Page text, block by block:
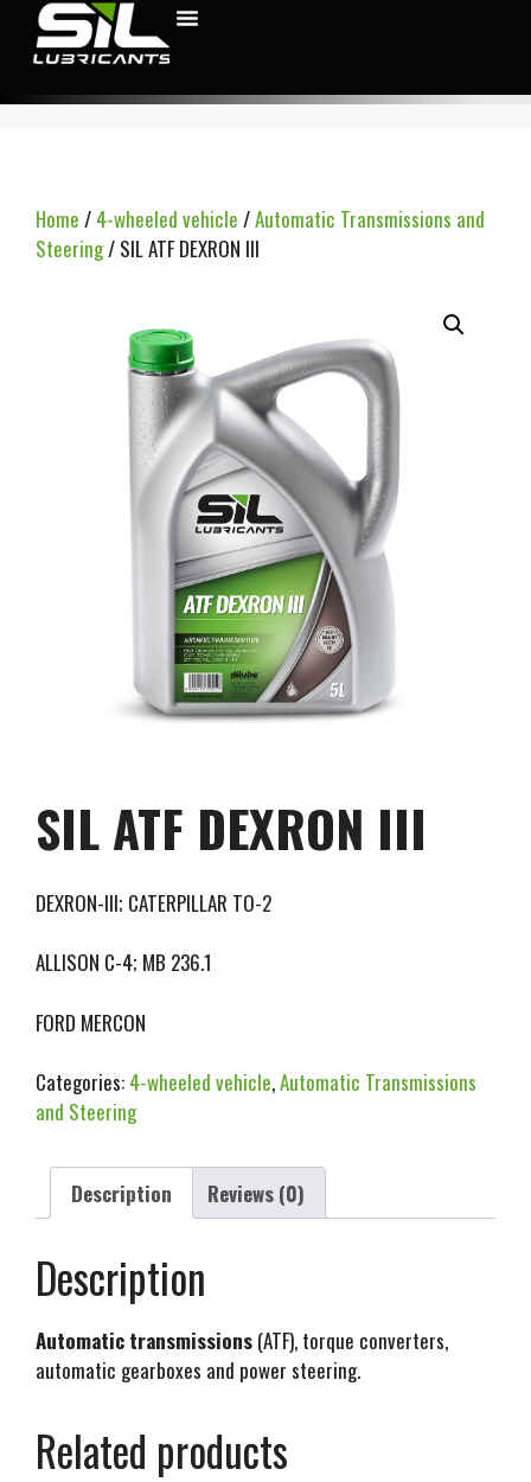
Home / 4-wheeled vehicle /Automatic Transmissions and
Steering/ SIL ATF DEXRON III
SIL ATF DEXRON III
DEXRON-III; CATERPILLAR TO-2
ALLISON C-4; MB 236.1
FORD MERCON
Categories: 4-wheeled vehicle,Automatic Transmissions
and Steering
Description Reviews (0)
Description
Automatic transmissions (ATF), torque converters,
automatic gearboxes and power steering.
Related products